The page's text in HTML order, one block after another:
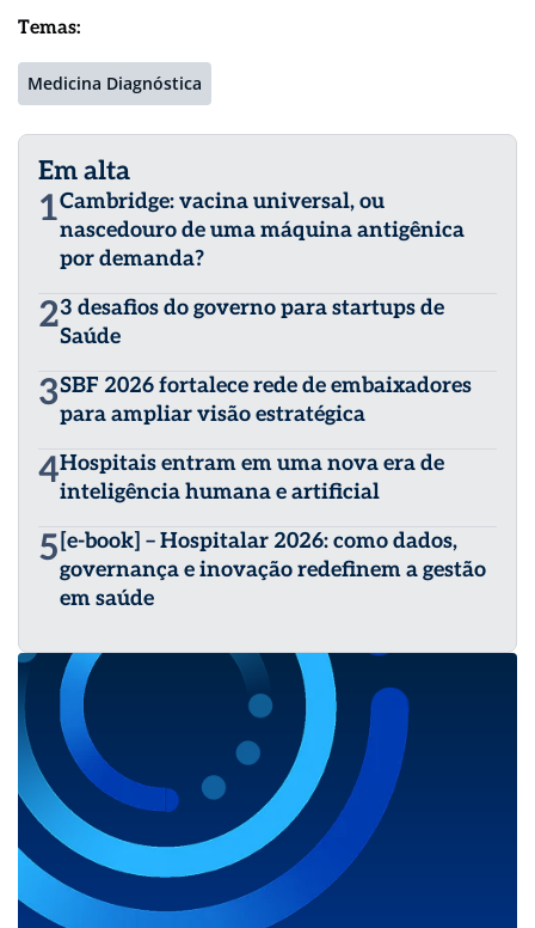
Temas:
Medicina Diagnóstica
Em alta
1Cambridge: vacina universal, ou
nascedouro de uma máquina antigênica
por demanda?
23 desafios do governo para startups de
Saúde
3SBF 2026 fortalece rede de embaixadores
para ampliar visão estratégica
4Hospitais entram em uma nova era de
inteligência humana e artificial
5 [e-book] – Hospitalar 2026: como dados,
governança e inovação redefinem a gestão
em saúde